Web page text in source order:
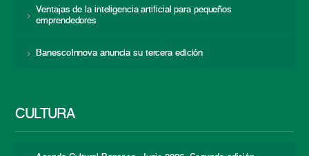
Ventajas de la inteligencia artificial para pequeños
emprendedores
BanescoInnova anuncia su tercera edición
CULTURA